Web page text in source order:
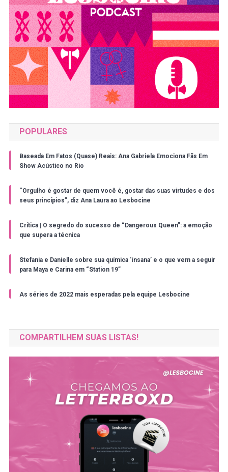
POPULARES
Baseada Em Fatos (Quase) Reais: Ana Gabriela Emociona Fãs Em
Show Acústico no Rio
“Orgulho é gostar de quem você é, gostar das suas virtudes e dos
seus princípios”, diz Ana Laura ao Lesbocine
Crítica | O segredo do sucesso de “Dangerous Queen”: a emoção
que supera a técnica
Stefania e Danielle sobre sua química ‘insana’ e o que vem a seguir
para Maya e Carina em “Station 19”
As séries de 2022 mais esperadas pela equipe Lesbocine
COMPARTILHEM SUAS LISTAS!